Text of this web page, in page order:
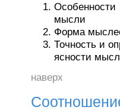
мысли
Форма
Точность и
ясности
наверх